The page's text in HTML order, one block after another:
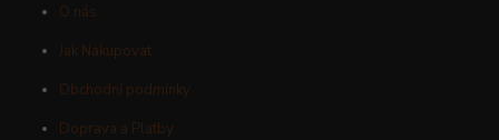
O nás
Jak Nakupovat
Obchodní podmínky
Doprava a Platby